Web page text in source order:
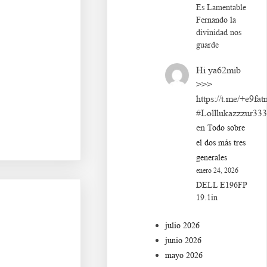
Es Lamentable
Fernando la
divinidad nos
guarde
Hi ya62mib
>>>
https://t.me/
#Lolllukazzzur333
enTodo sobre
el dos más tres
generales
enero 24, 2026
DELL E196FP
19.1in
julio 2026
junio 2026
mayo 2026